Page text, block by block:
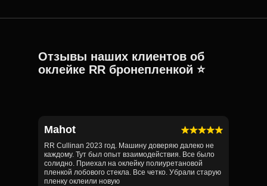
Отзывы наших клиентов об
оклейке RR бронепленкой ⭐️
Mahot
RR Cullinan 2023 год. Машину доверяю далеко не
каждому. Тут был опыт взаимодействия. Все было
солидно. Приехал на оклейку полиуретановой
пленкой лобового стекла. Все четко. Убрали старую
пленку оклеили новую